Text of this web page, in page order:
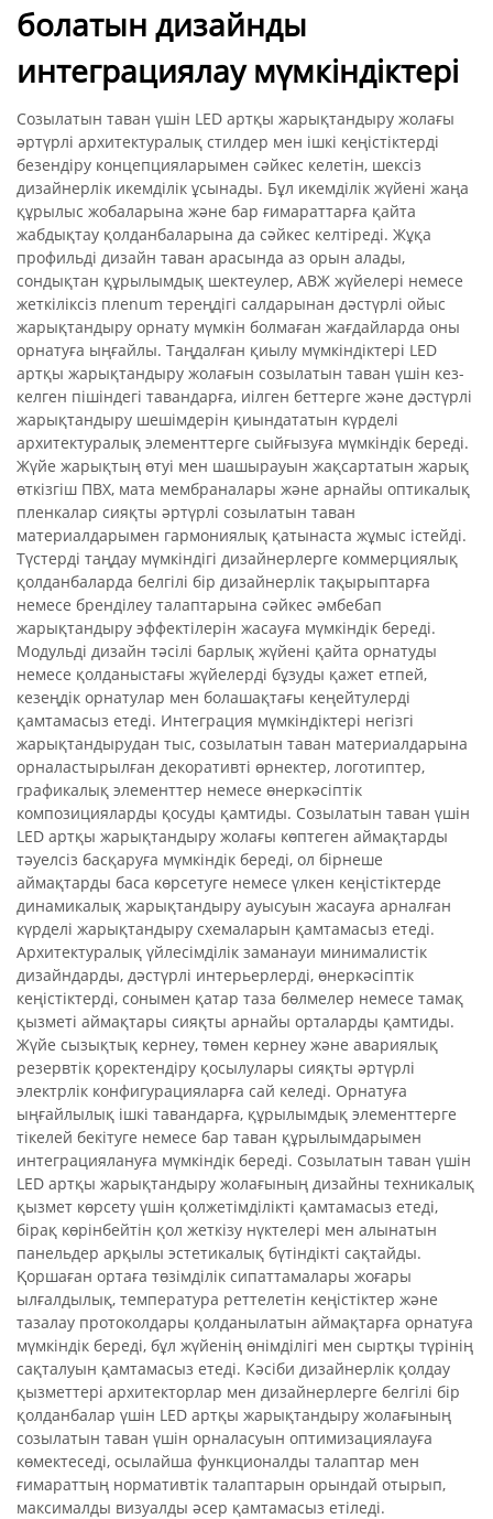
болатын дизайнды
интеграциялау мүмкіндіктері
Созылатын таван үшін LED артқы жарықтандыру жолағы
әртүрлі архитектуралық стилдер мен ішкі кеңістіктерді
безендіру концепцияларымен сәйкес келетін, шексіз
дизайнерлік икемділік ұсынады. Бұл икемділік жүйені жаңа
құрылыс жобаларына және бар ғимараттарға қайта
жабдықтау қолданбаларына да сәйкес келтіреді. Жұқа
профильді дизайн таван арасында аз орын алады,
сондықтан құрылымдық шектеулер, АВЖ жүйелері немесе
жеткіліксіз плenum тереңдігі салдарынан дәстүрлі ойыс
жарықтандыру орнату мүмкін болмаған жағдайларда оны
орнатуға ыңғайлы. Таңдалған қиылу мүмкіндіктері LED
артқы жарықтандыру жолағын созылатын таван үшін кез-
келген пішіндегі тавандарға, иілген беттерге және дәстүрлі
жарықтандыру шешімдерін қиындататын күрделі
архитектуралық элементтерге сыйғызуға мүмкіндік береді.
Жүйе жарықтың өтуі мен шашырауын жақсартатын жарық
өткізгіш ПВХ, мата мембраналары және арнайы оптикалық
пленкалар сияқты әртүрлі созылатын таван
материалдарымен гармониялық қатынаста жұмыс істейді.
Түстерді таңдау мүмкіндігі дизайнерлерге коммерциялық
қолданбаларда белгілі бір дизайнерлік тақырыптарға
немесе бренділеу талаптарына сәйкес әмбебап
жарықтандыру эффектілерін жасауға мүмкіндік береді.
Модульді дизайн тәсілі барлық жүйені қайта орнатуды
немесе қолданыстағы жүйелерді бұзуды қажет етпей,
кезеңдік орнатулар мен болашақтағы кеңейтулерді
қамтамасыз етеді. Интеграция мүмкіндіктері негізгі
жарықтандырудан тыс, созылатын таван материалдарына
орналастырылған декоративті өрнектер, логотиптер,
графикалық элементтер немесе өнеркәсіптік
композицияларды қосуды қамтиды. Созылатын таван үшін
LED артқы жарықтандыру жолағы көптеген аймақтарды
тәуелсіз басқаруға мүмкіндік береді, ол бірнеше
аймақтарды баса көрсетуге немесе үлкен кеңістіктерде
динамикалық жарықтандыру ауысуын жасауға арналған
күрделі жарықтандыру схемаларын қамтамасыз етеді.
Архитектуралық үйлесімділік заманауи минималистік
дизайндарды, дәстүрлі интерьерлерді, өнеркәсіптік
кеңістіктерді, сонымен қатар таза бөлмелер немесе тамақ
қызметі аймақтары сияқты арнайы орталарды қамтиды.
Жүйе сызықтық кернеу, төмен кернеу және авариялық
резервтік қоректендіру қосылулары сияқты әртүрлі
электрлік конфигурацияларға сай келеді. Орнатуға
ыңғайлылық ішкі тавандарға, құрылымдық элементтерге
тікелей бекітуге немесе бар таван құрылымдарымен
интеграциялануға мүмкіндік береді. Созылатын таван үшін
LED артқы жарықтандыру жолағының дизайны техникалық
қызмет көрсету үшін қолжетімділікті қамтамасыз етеді,
бірақ көрінбейтін қол жеткізу нүктелері мен алынатын
панельдер арқылы эстетикалық бүтіндікті сақтайды.
Қоршаған ортаға төзімділік сипаттамалары жоғары
ылғалдылық, температура реттелетін кеңістіктер және
тазалау протоколдары қолданылатын аймақтарға орнатуға
мүмкіндік береді, бұл жүйенің өнімділігі мен сыртқы түрінің
сақталуын қамтамасыз етеді. Кәсіби дизайнерлік қолдау
қызметтері архитекторлар мен дизайнерлерге белгілі бір
қолданбалар үшін LED артқы жарықтандыру жолағының
созылатын таван үшін орналасуын оптимизациялауға
көмектеседі, осылайша функционалды талаптар мен
ғимараттың нормативтік талаптарын орындай отырып,
максималды визуалды әсер қамтамасыз етіледі.